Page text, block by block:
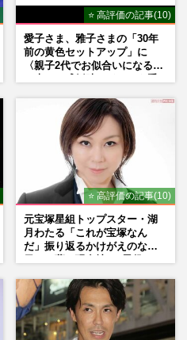
⭐ 高評価の記事(10)
愛子さま、雅子さまの「30年
前の黄色セットアップ」に
〈親子2代でお似合いになる〉
⭐ 高評価の記事(10)
元宝塚星組トップスター・湖
月わたる「これが宝塚なん
だ」振り返るかけがえのない